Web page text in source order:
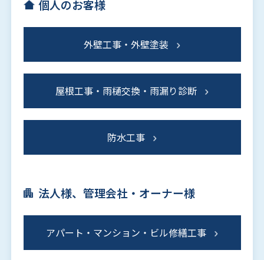
個人のお客様
外壁工事・外壁塗装
屋根工事・雨樋交換・雨漏り診断
防水工事
法人様、管理会社・オーナー様
アパート・マンション・ビル修繕工事